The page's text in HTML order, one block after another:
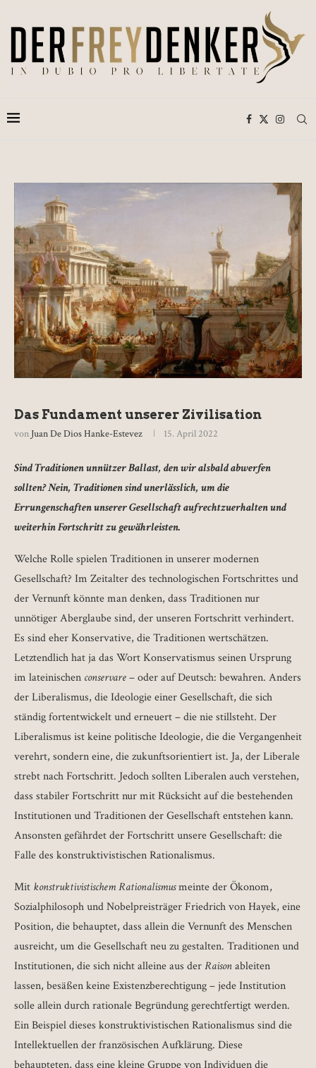
Das Fundament unserer Zivilisation
von Juan De Dios Hanke-Estevez 15. April 2022
Sind Traditionen unnützer Ballast, den wir alsbald abwerfen
sollten? Nein, Traditionen sind unerlässlich, um die
Errungenschaften unserer Gesellschaft aufrechtzuerhalten und
weiterhin Fortschritt zu gewährleisten.
Welche Rolle spielen Traditionen in unserer modernen
Gesellschaft? Im Zeitalter des technologischen Fortschrittes und
der Vernunft könnte man denken, dass Traditionen nur
unnötiger Aberglaube sind, der unseren Fortschritt verhindert.
Es sind eher Konservative, die Traditionen wertschätzen.
Letztendlich hat ja das Wort Konservatismus seinen Ursprung
im lateinischen conservare– oder auf Deutsch: bewahren. Anders
der Liberalismus, die Ideologie einer Gesellschaft, die sich
ständig fortentwickelt und erneuert – die nie stillsteht. Der
Liberalismus ist keine politische Ideologie, die die Vergangenheit
verehrt, sondern eine, die zukunftsorientiert ist. Ja, der Liberale
strebt nach Fortschritt. Jedoch sollten Liberalen auch verstehen,
dass stabiler Fortschritt nur mit Rücksicht auf die bestehenden
Institutionen und Traditionen der Gesellschaft entstehen kann.
Ansonsten gefährdet der Fortschritt unsere Gesellschaft: die
Falle des konstruktivistischen Rationalismus.
Mit konstruktivistischem Rationalismusmeinte der Ökonom,
Sozialphilosoph und Nobelpreisträger Friedrich von Hayek, eine
Position, die behauptet, dass allein die Vernunft des Menschen
ausreicht, um die Gesellschaft neu zu gestalten. Traditionen und
Institutionen, die sich nicht alleine aus derRaisonableiten
lassen, besäßen keine Existenzberechtigung – jede Institution
solle allein durch rationale Begründung gerechtfertigt werden.
Ein Beispiel dieses konstruktivistischen Rationalismus sind die
Intellektuellen der französischen Aufklärung. Diese
behaupteten, dass eine kleine Gruppe von Individuen die